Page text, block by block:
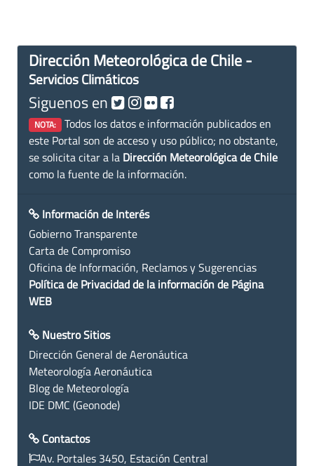
Dirección Meteorológica de Chile -
Servicios Climáticos
Siguenos en
NOTA: Todos los datos e información publicados en
este Portal son de acceso y uso público; no obstante,
se solicita citar a la Dirección Meteorológica de Chile
como la fuente de la información.
Información de Interés
Gobierno Transparente
Carta de Compromiso
Oficina de Información, Reclamos y Sugerencias
Política de Privacidad de la información de Página
WEB
Nuestro Sitios
Dirección General de Aeronáutica
Meteorología Aeronáutica
Blog de Meteorología
IDE DMC (Geonode)
Contactos
Av. Portales 3450, Estación Central